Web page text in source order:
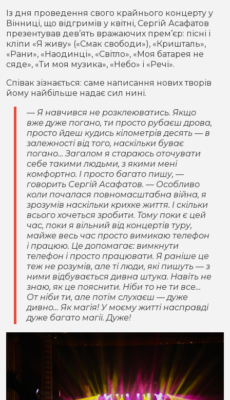
Із дня проведення свого крайнього концерту у
Вінниці, що відгримів у квітні, Сергій Асафатов
презентував дев’ять вражаючих прем’єр: пісні і
кліпи «Я живу» («Смак свободи»), «Кришталь»,
«Рани», «Наодинці», «Світло», «Моя батарея не
сяде», «Ти моя музика», «Небо» і «Речі».
Співак зізнається: саме написання нових творів
йому найбільше надає сил нині.
— Я навчився не розклеюватись. Якщо
вже дуже погано, ти просто рубаєш дрова,
просто йдеш кудись кілометрів десять — в
залежності від того, наскільки буває
погано… Загалом я стараюсь оточувати
себе такими людьми, з якими мені
комфортно. І просто багато пишу, —
говорить Сергій Асафатов. — Особливо
коли почалася повномасштабна війна, я
зрозумів наскільки крихке життя. І скільки
всього хочеться зробити. Тому поки є цей
час, поки я вільний від концертів туру,
майже весь час просто вимикаю телефон
і працюю. Це допомагає: вимкнути
телефон і просто працювати. Я раніше це
теж не розумів, але ті люди, які пишуть — з
ними відбувається дивна штука. Навіть не
знаю, як це пояснити. Ніби то не ти все…
От ніби ти, але потім слухаєш — дуже
дивно… Як магія! У моєму житті насправді
дуже багато магії. Дуже!